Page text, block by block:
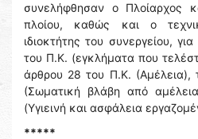
συνελήφθησαν ο Πλοίαρχος
πλοίου, καθώς και ο
ιδιοκτήτης του συνεργείου,
του Π.Κ. (εγκλήματα που
άρθρου 28 του Π.Κ. (Αμέλεια),
(Σωματική βλάβη από
(Υγιεινή και ασφάλεια
*****